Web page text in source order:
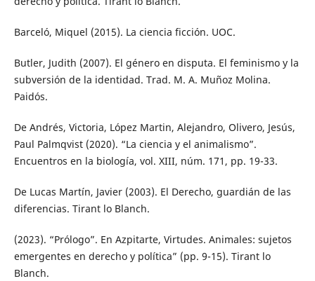
Barceló, Miquel (2015). La ciencia ficción. UOC.
Butler, Judith (2007). El género en disputa. El feminismo y la
subversión de la identidad. Trad. M. A. Muñoz Molina.
Paidós.
De Andrés, Victoria, López Martin, Alejandro, Olivero, Jesús,
Paul Palmqvist (2020). “La ciencia y el animalismo”.
Encuentros en la biología, vol. XIII, núm. 171, pp. 19-33.
De Lucas Martín, Javier (2003). El Derecho, guardián de las
diferencias. Tirant lo Blanch.
(2023). “Prólogo”. En Azpitarte, Virtudes. Animales: sujetos
emergentes en derecho y política” (pp. 9-15). Tirant lo
Blanch.